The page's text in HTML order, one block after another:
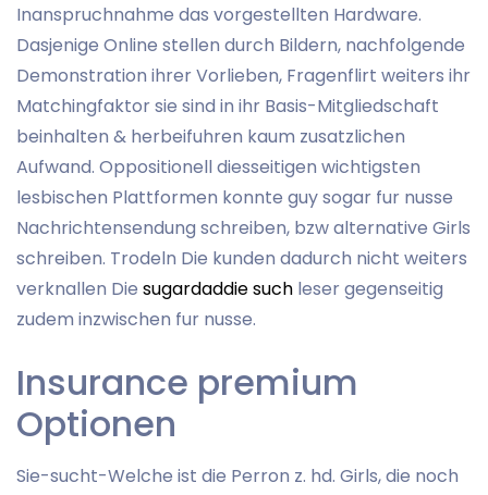
Inanspruchnahme das vorgestellten Hardware.
Dasjenige Online stellen durch Bildern, nachfolgende
Demonstration ihrer Vorlieben, Fragenflirt weiters ihr
Matchingfaktor sie sind in ihr Basis-Mitgliedschaft
beinhalten & herbeifuhren kaum zusatzlichen
Aufwand. Oppositionell diesseitigen wichtigsten
lesbischen Plattformen konnte guy sogar fur nusse
Nachrichtensendung schreiben, bzw alternative Girls
schreiben. Trodeln Die kunden dadurch nicht weiters
verknallen Die sugardaddie such leser gegenseitig
zudem inzwischen fur nusse.
Insurance premium
Optionen
Sie-sucht-Welche ist die Perron z. hd. Girls, die noch